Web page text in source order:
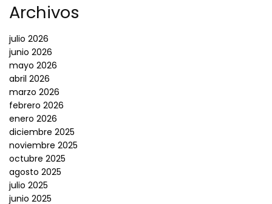
Archivos
julio 2026
junio 2026
mayo 2026
abril 2026
marzo 2026
febrero 2026
enero 2026
diciembre 2025
noviembre 2025
octubre 2025
agosto 2025
julio 2025
junio 2025